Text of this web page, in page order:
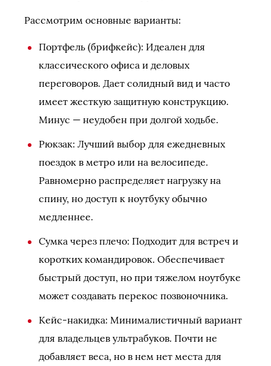
Рассмотрим основные варианты:
Портфель (брифкейс): Идеален для
классического офиса и деловых
переговоров. Дает солидный вид и часто
имеет жесткую защитную конструкцию.
Минус — неудобен при долгой ходьбе.
Рюкзак: Лучший выбор для ежедневных
поездок в метро или на велосипеде.
Равномерно распределяет нагрузку на
спину, но доступ к ноутбуку обычно
медленнее.
Сумка через плечо: Подходит для встреч и
коротких командировок. Обеспечивает
быстрый доступ, но при тяжелом ноутбуке
может создавать перекос позвоночника.
Кейс-накидка: Минималистичный вариант
для владельцев ультрабуков. Почти не
добавляет веса, но в нем нет места для